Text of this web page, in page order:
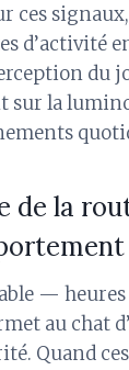
ces
d’activité
du
sur la
de la
— heures
au chat
Quand